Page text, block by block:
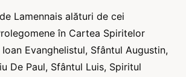
Lamennais alături de cei
în Cartea Spiritelor
Evanghelistul, Sfântul Augustin,
De Paul, Sfântul Luis, Spiritul